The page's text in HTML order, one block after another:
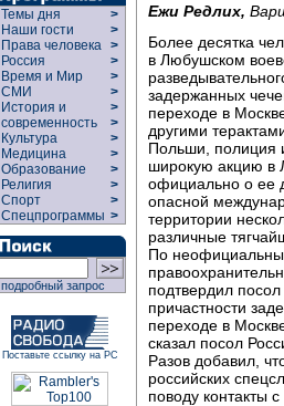
Темы дня
>
Наши гости
>
Права человека >
Россия
>
Время и Мир
>
СМИ
>
История и
современность
>
>
Культура
>
Медицина
>
Образование
>
Религия
>
Спорт
>
Спецпрограммы >
подробный запрос
Поставьте ссылку на РС
Ежи Редлих,
Более десятка
в Любушском
задержанных
переходе в
другими
Польши, полиция
широкую акцию в
официально о ее
опасной
территории
различные
По
подтвердил
причастности
переходе в
сказал посол
Разов добавил,
российских
поводу контакты